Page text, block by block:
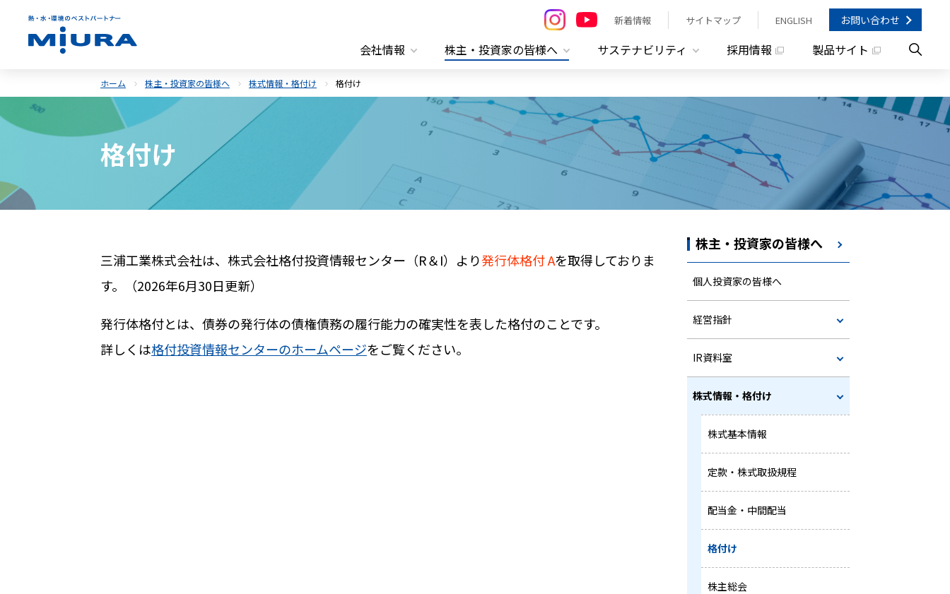
新着情報 サイトマップ ENGLISH お問い合わせ
会社情報 株主・投資家の皆様へ サステナビリティ 採用情報 製品サイト
ホーム 株主・投資家の皆様へ 株式情報・格付け 格付け
格付け
三浦工業株式会社は、株式会社格付投資情報センター（R＆I）より発行体格付 Aを取得しておりま
す。（2026年6月30日更新）
発行体格付とは、債券の発行体の債権債務の履行能力の確実性を表した格付のことです。
詳しくは格付投資情報センターのホームページをご覧ください。
株主・投資家の皆様へ
個人投資家の皆様へ
経営指針
IR資料室
株式情報・格付け
株式基本情報
定款・株式取扱規程
配当金・中間配当
格付け
株主総会